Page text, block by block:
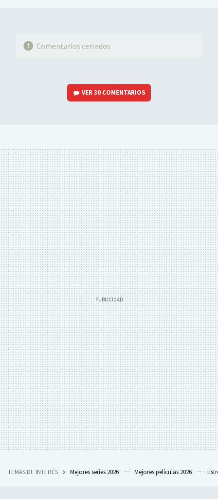
Comentarios cerrados
VER30 COMENTARIOS
TEMAS DE INTERÉS Mejores series 2026 Mejores películas 2026